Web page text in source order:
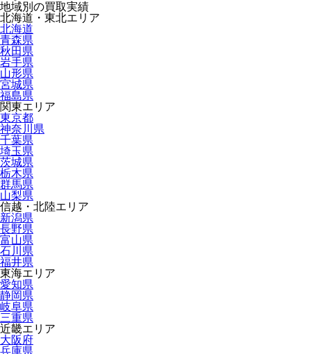
地域別の買取実績
北海道・東北エリア
北海道
青森県
秋田県
岩手県
山形県
宮城県
福島県
関東エリア
東京都
神奈川県
千葉県
埼玉県
茨城県
栃木県
群馬県
山梨県
信越・北陸エリア
新潟県
長野県
富山県
石川県
福井県
東海エリア
愛知県
静岡県
岐阜県
三重県
近畿エリア
大阪府
兵庫県